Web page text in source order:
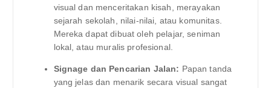
visual dan menceritakan kisah, merayakan
sejarah sekolah, nilai-nilai, atau komunitas.
Mereka dapat dibuat oleh pelajar, seniman
lokal, atau muralis profesional.
Signage dan Pencarian Jalan: Papan tanda
yang jelas dan menarik secara visual sangat